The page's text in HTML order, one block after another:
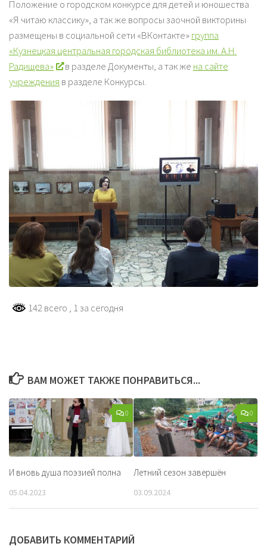
Положение о городском конкурсе для детей и юношества
«Я читаю классику», а так же вопросы заочной викторины
размещены в социальной сети «ВКонтакте»группа
«Кузнецкая центральная городская библиотека им. А.Н.
Радищева»
в разделе Документы, а так же на сайте
учреждения в разделе Конкурсы.
142 всего , 1 за сегодня
ВАМ МОЖЕТ ТАКЖЕ ПОНРАВИТЬСЯ...
0
И вновь душа поэзией полна
05.04.2023
0
Летний сезон завершён
03.09.2024
ДОБАВИТЬ КОММЕНТАРИЙ